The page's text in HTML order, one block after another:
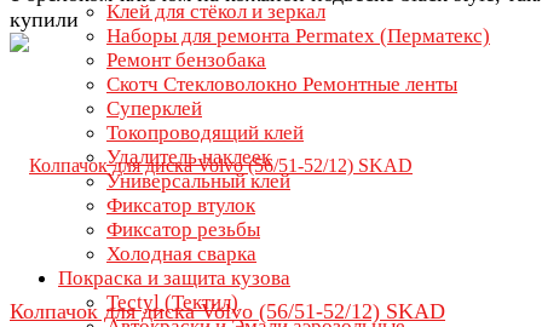
Клей для стёкол и зеркал
Наборы для ремонта Permatex (Перматекс)
Ремонт бензобака
Скотч Стекловолокно Ремонтные ленты
Суперклей
Токопроводящий клей
Удалитель наклеек
Универсальный клей
Фиксатор втулок
Фиксатор резьбы
Холодная сварка
Покраска и защита кузова
Tectyl (Тектил)
купили
Колпачок для диска Volvo (56/51-52/12) SKAD